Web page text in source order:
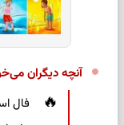
آنچه دیگران